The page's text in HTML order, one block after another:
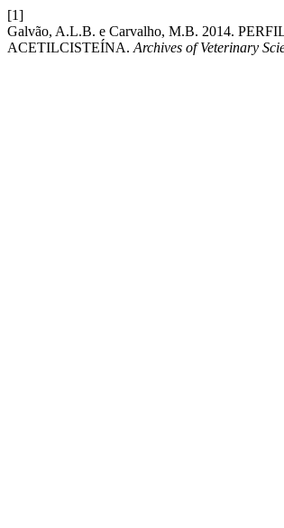
[1]
Galvão, A.L.B. e Carvalho, M.B. 2014.
ACETILCISTEÍNA. Archives of Veterinary